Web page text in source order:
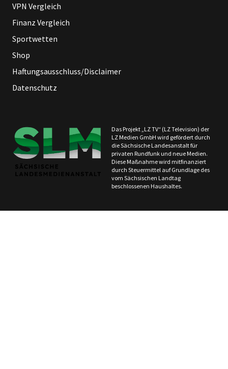
VPN Vergleich
Finanz Vergleich
Sportwetten
Shop
Haftungsausschluss/Disclaimer
Datenschutz
Das Projekt „LZ TV“ (LZ Television) der
LZ Medien GmbH wird gefördert durch
die Sächsische Landesanstalt für
privaten Rundfunk und neue Medien.
Diese Maßnahme wird mitfinanziert
durch Steuermittel auf Grundlage des
vom Sächsischen Landtag
beschlossenen Haushaltes.